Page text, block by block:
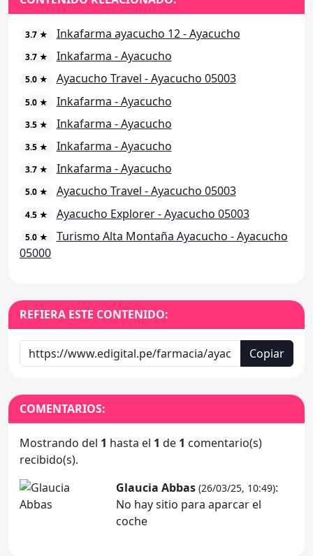
3.7 ★ Inkafarma ayacucho 12 - Ayacucho
3.7 ★ Inkafarma - Ayacucho
5.0 ★ Ayacucho Travel - Ayacucho 05003
5.0 ★ Inkafarma - Ayacucho
3.5 ★ Inkafarma - Ayacucho
3.5 ★ Inkafarma - Ayacucho
3.7 ★ Inkafarma - Ayacucho
5.0 ★ Ayacucho Travel - Ayacucho 05003
4.5 ★ Ayacucho Explorer - Ayacucho 05003
5.0 ★
Turismo Alta Montaña Ayacucho - Ayacucho
05000
REFIERA ESTE CONTENIDO:
Copiar
COMENTARIOS:
Mostrando del 1 hasta el 1 de 1 comentario(s)
recibido(s).
Glaucia Abbas (26/03/25, 10:49):
No hay sitio para aparcar el
coche